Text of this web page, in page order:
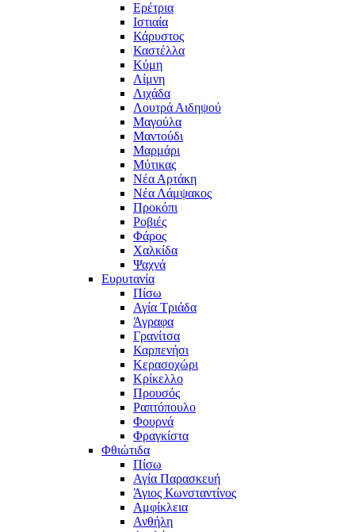
Ερέτρια
Ιστιαία
Κάρυστος
Καστέλλα
Κύμη
Λίμνη
Λιχάδα
Λουτρά Αιδηψού
Μαγούλα
Μαντούδι
Μαρμάρι
Μύτικας
Νέα Αρτάκη
Νέα Λάμψακος
Προκόπι
Ροβιές
Φάρος
Χαλκίδα
Ψαχνά
Ευρυτανία
Πίσω
Αγία Τριάδα
Άγραφα
Γρανίτσα
Καρπενήσι
Κερασοχώρι
Κρίκελλο
Προυσός
Ραπτόπουλο
Φουρνά
Φραγκίστα
Φθιώτιδα
Πίσω
Αγία Παρασκευή
Άγιος Κωνσταντίνος
Αμφίκλεια
Ανθήλη